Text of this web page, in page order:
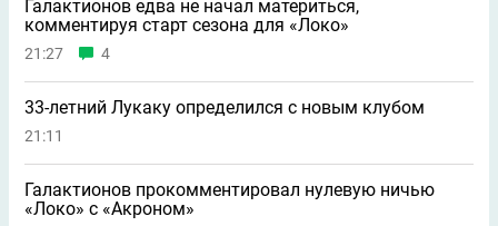
Галактионов едва не начал материться,
комментируя старт сезона для «Локо»
21:27 4
33-летний Лукаку определился с новым клубом
21:11
Галактионов прокомментировал нулевую ничью
«Локо» с «Акроном»